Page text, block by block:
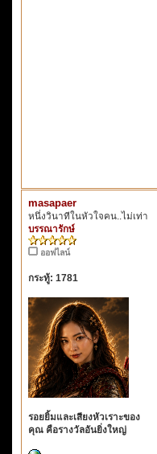
masapaer
หนึ่งวินาทีในหัวใจคน..ไม่เท่า
บรรณารักษ์
ออฟไลน์
กระทู้: 1781
รอยยิ้มและเสียงหัวเราะของ
คุณ คือรางวัลอันยิ่งใหญ่